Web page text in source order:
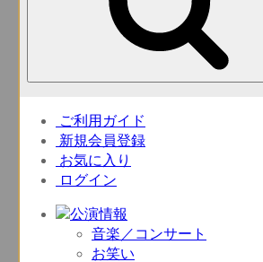
ご利用ガイド
新規会員登録
お気に入り
ログイン
音楽／コンサート
お笑い